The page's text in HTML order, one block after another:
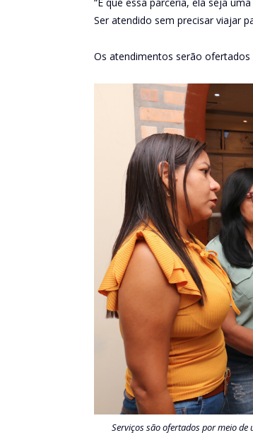
Ser atendido sem precisar viajar
Os atendimentos serão ofertados
Serviços são ofertados por meio de